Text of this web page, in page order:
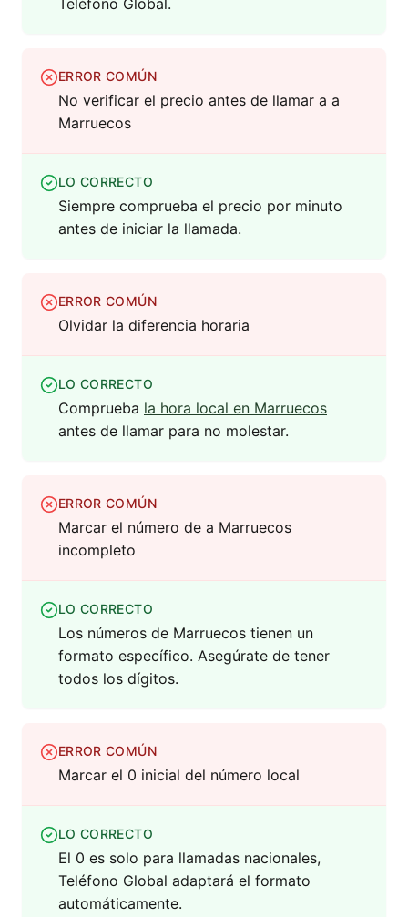
Teléfono Global.
ERROR COMÚN
No verificar el precio antes de llamar a a
Marruecos
LO CORRECTO
Siempre comprueba el precio por minuto
antes de iniciar la llamada.
ERROR COMÚN
Olvidar la diferencia horaria
LO CORRECTO
Comprueba la hora local en Marruecos
antes de llamar para no molestar.
ERROR COMÚN
Marcar el número de a Marruecos
incompleto
LO CORRECTO
Los números de Marruecos tienen un
formato específico. Asegúrate de tener
todos los dígitos.
ERROR COMÚN
Marcar el 0 inicial del número local
LO CORRECTO
El 0 es solo para llamadas nacionales,
Teléfono Global adaptará el formato
automáticamente.